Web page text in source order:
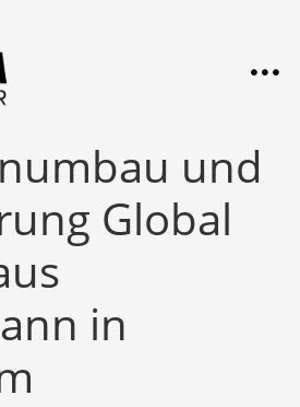
und
Global
in